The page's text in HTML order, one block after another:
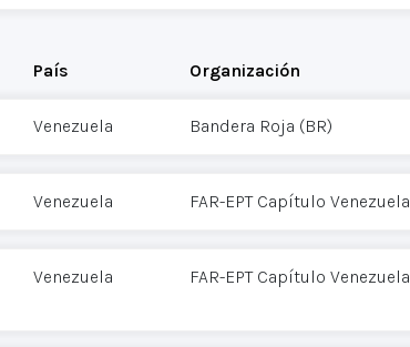
País Organización
Venezuela Bandera Roja (BR)
Venezuela FAR-EPT Capítulo Venezuela
Venezuela FAR-EPT Capítulo Venezuela